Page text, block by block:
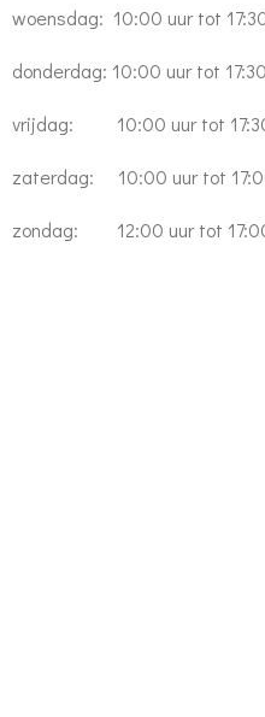
woensdag: 10:00 uur tot
donderdag: 10:00 uur tot
vrijdag: 10:00 uur tot
zaterdag: 10:00 uur tot
zondag: 12:00 uur tot